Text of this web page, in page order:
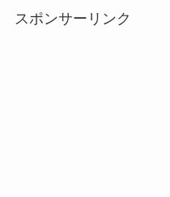
スポンサーリンク